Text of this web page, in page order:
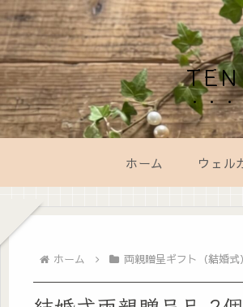
ホーム ウェル
ホーム 両親贈呈ギフト（結婚式）